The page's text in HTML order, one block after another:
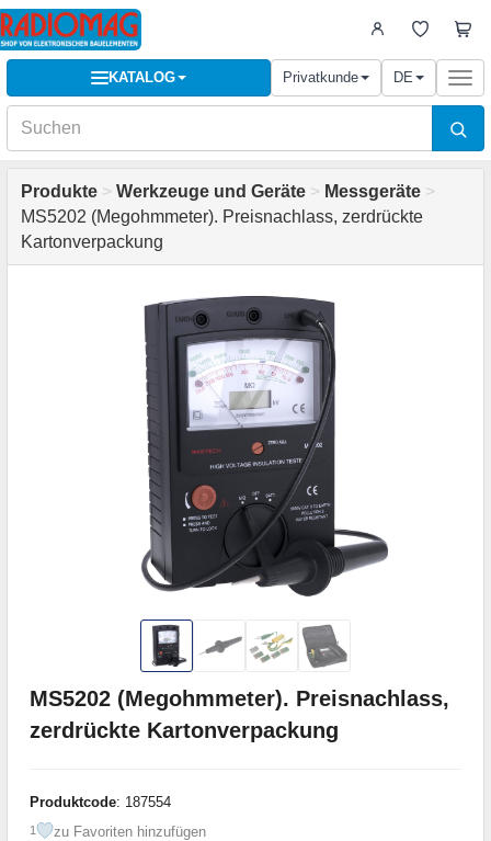
KATALOG Privatkunde DE
Produkte > Werkzeuge und Geräte > Messgeräte >
MS5202 (Megohmmeter). Preisnachlass, zerdrückte
Kartonverpackung
MS5202 (Megohmmeter). Preisnachlass,
zerdrückte Kartonverpackung
Produktcode: 187554
1
zu Favoriten hinzufügen